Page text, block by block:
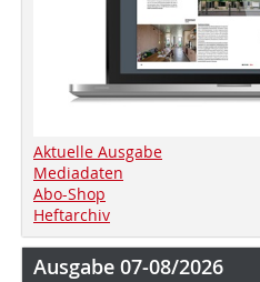
Aktuelle Ausgabe
Mediadaten
Abo-Shop
Heftarchiv
Ausgabe 07-08/2026